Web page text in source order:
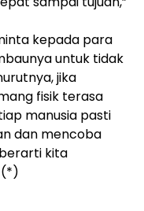
kepada para
untuk tidak
jika
fisik terasa
manusia pasti
dan mencoba
kita
(*)